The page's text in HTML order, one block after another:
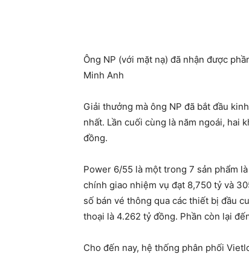
Ông NP (với mặt nạ) đã nhận được
Minh Anh
Giải thưởng mà ông NP đã bắt đầu
nhất. Lần cuối cùng là năm ngoái, hai
đồng.
Power 6/55 là một trong 7 sản phẩm
chính giao nhiệm vụ đạt 8,750 tỷ và
số bán vé thông qua các thiết bị đầu
thoại là 4.262 tỷ đồng. Phần còn lại
Cho đến nay, hệ thống phân phối